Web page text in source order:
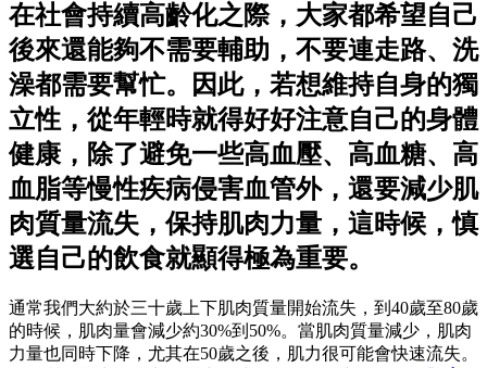
在社會持續高齡化之際，大家都希望自己
後來還能夠不需要輔助，不要連走路、洗
澡都需要幫忙。因此，若想維持自身的獨
立性，從年輕時就得好好注意自己的身體
健康，除了避免一些高血壓、高血糖、高
血脂等慢性疾病侵害血管外，還要減少肌
肉質量流失，保持肌肉力量，這時候，慎
選自己的飲食就顯得極為重要。
通常我們大約於三十歲上下肌肉質量開始流失，到40歲至80歲
的時候，肌肉量會減少約30%到50%。當肌肉質量減少，肌肉
力量也同時下降，尤其在50歲之後，肌力很可能會快速流失。